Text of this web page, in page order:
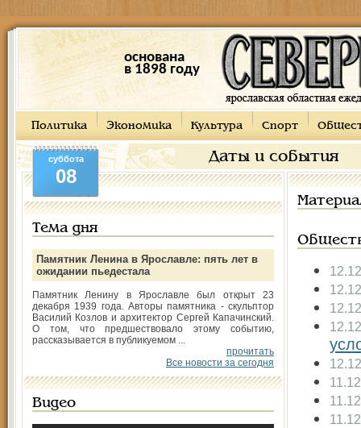
основана
в 1898 году
Политика Экономика Культура Спорт
Даты и события
суббота
08
Тема дня
Памятник Ленина в Ярославле: пять лет в
ожидании пьедестала
Памятник Ленину в Ярославле был открыт 23
декабря 1939 года. Авторы памятника - скульптор
Василий Козлов и архитектор Сергей Капачинский.
О том, что предшествовало этому событию,
рассказывается в публикуемом ...
прочитать
Все новости за сегодня
Видео